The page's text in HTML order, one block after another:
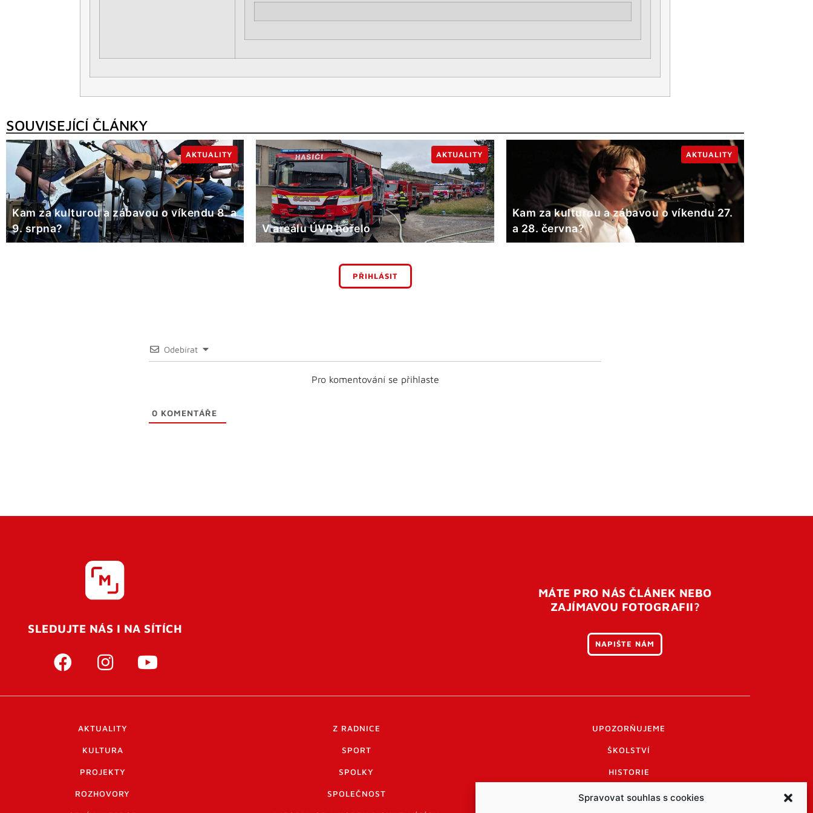
Spravovat souhlas s cookies
SOUVISEJÍCÍ ČLÁNKY
Kam za kulturou a zábavou o víkendu 8. a
9. srpna?
AKTUALITY
V areálu ÚVR hořelo
AKTUALITY
Kam za kulturou a zábavou o víkendu 27.
a 28. června?
AKTUALITY
PŘIHLÁSIT
Odebírat
Pro komentování se přihlaste
0 KOMENTÁŘE
SLEDUJTE NÁS I NA SÍTÍCH
MÁTE PRO NÁS ČLÁNEK NEBO
ZAJÍMAVOU FOTOGRAFII?
NAPIŠTE NÁM
AKTUALITY Z RADNICE UPOZORŇUJEME
KULTURA SPORT ŠKOLSTVÍ
PROJEKTY SPOLKY HISTORIE
ROZHOVORY SPOLEČNOST PRAKTICKÉ INFORMACE